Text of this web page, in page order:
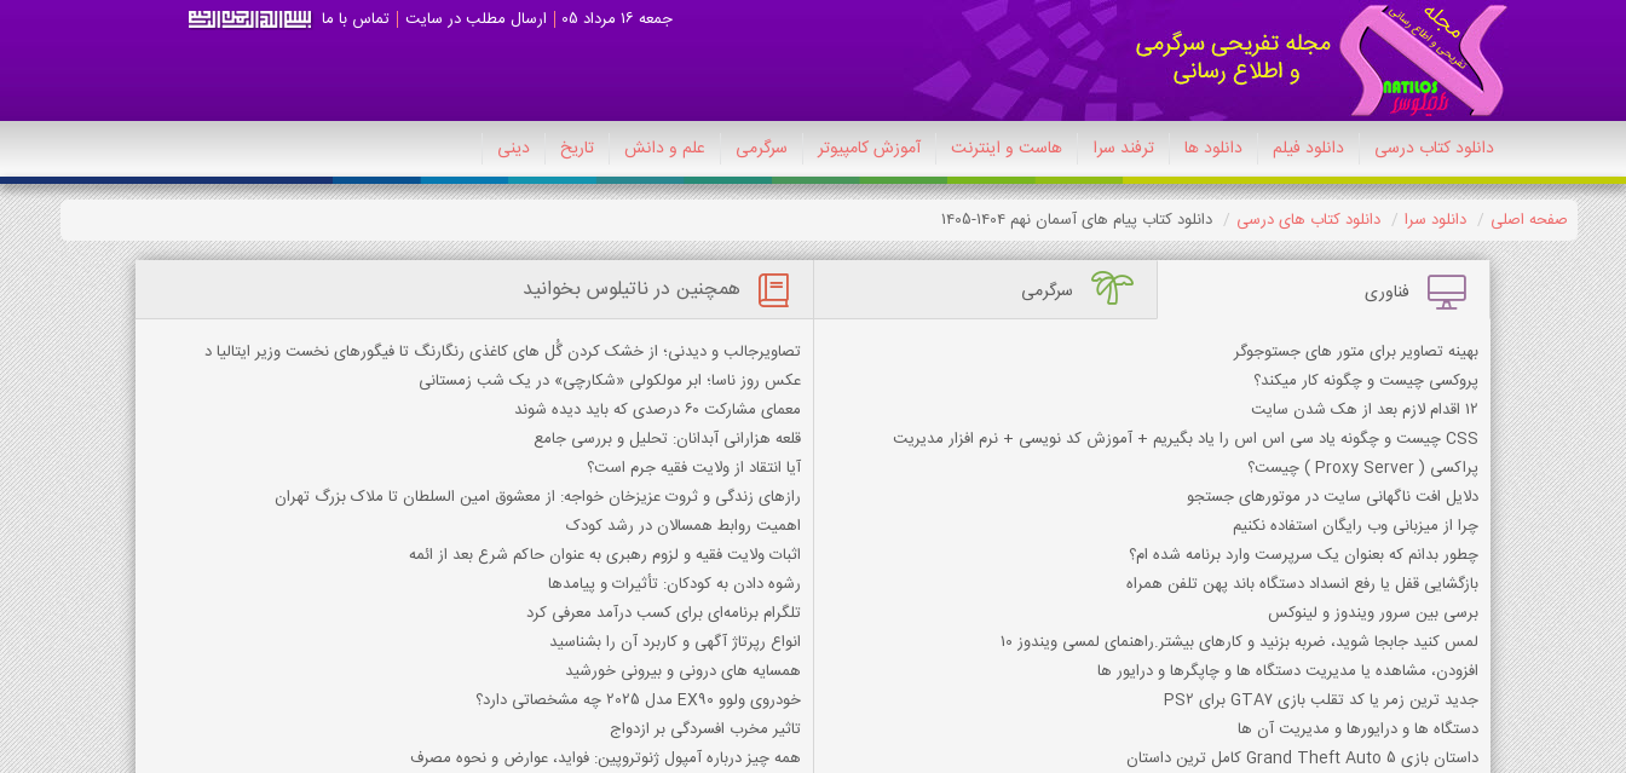
جمعه 16 مرداد 05 ارسال مطلب در سایت تماس با ما
دانلود کتاب درسی دانلود فیلم دانلود ها ترفند سرا هاست و اینترنت آموزش کامپیوتر سرگرمی علم و دانش تاریخ دینی
صفحه اصلی دانلود سرا دانلود کتاب های درسی دانلود کتاب پیام های آسمان نهم 1404-1405
فناوری سرگرمی
بهینه تصاویر برای متور های جستوجوگر
پروکسی چیست و چگونه کار میکند؟
12 اقدام لازم بعد از هک شدن سایت
CSS چیست و چگونه یاد سی اس اس را یاد بگیریم + آموزش کد نویسی + نرم افزار مدیریت
پراکسي ( Proxy Server ) چيست؟
دلایل افت ناگهانی سایت در موتورهای جستجو
چرا از میزبانی وب رایگان استفاده نکنیم
چطور بدانم که بعنوان یک سرپرست وارد برنامه شده ام؟
بازگشایی قفل یا رفع انسداد دستگاه باند پهن تلفن همراه
برسی بین سرور ویندوز و لینوکس
لمس کنید جابجا شوید، ضربه بزنید و کارهای بیشتر.راهنمای لمسی ویندوز 10
افزودن، مشاهده یا مدیریت دستگاه ها و چاپگرها و درایور ها
جدید ترین زمر یا کد تقلب بازی GTA7 برای PS2
دستگاه ها و درایورها و مدیریت آن ها
داستان بازی Grand Theft Auto 5 کامل ترین داستان
همچنین در ناتیلوس بخوانید
تصاویرجالب و دیدنی؛ از خشک کردن گُل های کاغذی رنگارنگ تا فیگورهای نخست وزیر ایتالیا د
عکس روز ناسا؛ ابر مولکولی «شکارچی» در یک شب زمستانی
معمای مشارکت ۶۰ درصدی که باید دیده شوند
قلعه هزارانی آبدانان: تحلیل و بررسی جامع
آیا انتقاد از ولایت فقیه جرم است؟
رازهای زندگی و ثروت عزیزخان خواجه: از معشوق امین السلطان تا ملاک بزرگ تهران
اهمیت روابط همسالان در رشد کودک
اثبات ولایت فقیه و لزوم رهبری به عنوان حاکم شرع بعد از ائمه
رشوه دادن به کودکان: تأثیرات و پیامدها
تلگرام برنامه‌ای برای کسب درآمد معرفی کرد
انواع رپرتاژ آگهی و کاربرد آن را بشناسید
همسايه هاي دروني و بيروني خورشيد
خودروی ولوو EX90 مدل 2025 چه مشخصاتی دارد؟
تاثیر مخرب افسردگی بر ازدواج
همه چیز درباره آمپول ژنوتروپین: فواید، عوارض و نحوه مصرف